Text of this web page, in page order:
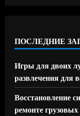
ПОСЛЕДНИЕ
Игры для двоих
развлечения для
Восстановление
ремонте